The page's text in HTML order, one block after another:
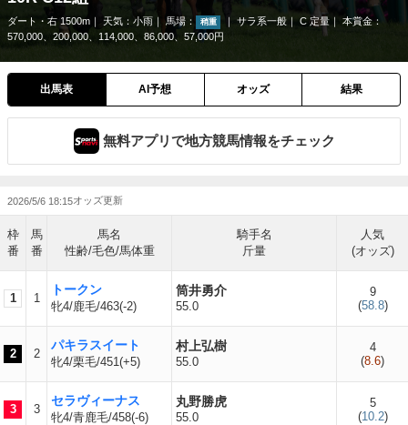
ダート・右 1500m 天気： 小雨 馬場： 稍重 サラ系一般 C 定量
本賞金：
570,000、200,000、114,000、86,000、57,000円
出馬表 AI予想 オッズ 結果
無料アプリで地方競馬情報をチェック
2026/5/6 18:15
枠
番
馬
番
馬名
性齢/毛色/馬体重
騎手名
斤量
人気
(オッズ)
1 1
トークン
牝4/鹿毛/463(-2)
筒井勇介
55.0
9
(58.8)
2 2
パキラスイート
牝4/栗毛/451(+5)
村上弘樹
55.0
4
(8.6)
3 3
セラヴィーナス
牝4/青鹿毛/458(-6)
丸野勝虎
55.0
5
(10.2)